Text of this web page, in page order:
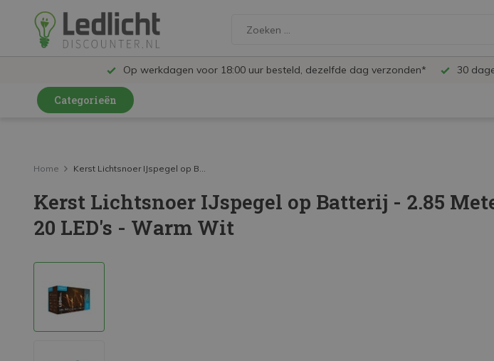
Op werkdagen voor 18:00 uur besteld, dezelfde dag verzonden* 30
Categorieën
LED Railspots
LED Panelen
LED TL
LED High Bay lampen
Home Kerst Lichtsnoer IJspegel op B...
Kerst Lichtsnoer IJspegel op Batterij - 2.85
20 LED's - Warm Wit